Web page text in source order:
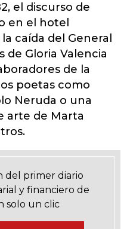
el discurso de
en el hotel
caída del General
de Gloria Valencia
de la
poetas como
Neruda o una
arte de Marta
del primer diario
y financiero de
solo un clic